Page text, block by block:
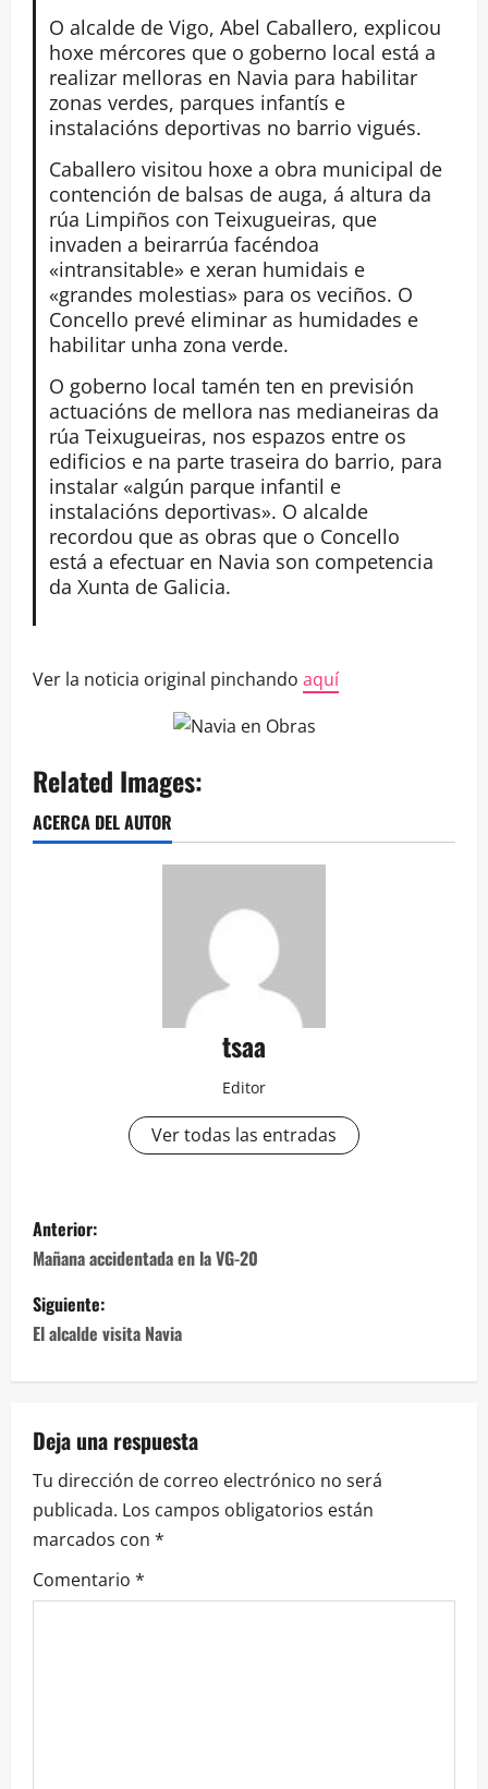
O alcalde de Vigo, Abel Caballero, explicou
hoxe mércores que o goberno local está a
realizar melloras en Navia para habilitar
zonas verdes, parques infantís e
instalacións deportivas no barrio vigués.
Caballero visitou hoxe a obra municipal de
contención de balsas de auga, á altura da
rúa Limpiños con Teixugueiras, que
invaden a beirarrúa facéndoa
«intransitable» e xeran humidais e
«grandes molestias» para os veciños. O
Concello prevé eliminar as humidades e
habilitar unha zona verde.
O goberno local tamén ten en previsión
actuacións de mellora nas medianeiras da
rúa Teixugueiras, nos espazos entre os
edificios e na parte traseira do barrio, para
instalar «algún parque infantil e
instalacións deportivas». O alcalde
recordou que as obras que o Concello
está a efectuar en Navia son competencia
da Xunta de Galicia.
Ver la noticia original pinchando aquí
Related Images:
ACERCA DEL AUTOR
tsaa
Editor
Ver todas las entradas
Navegación
de
entradas
Anterior:
Mañana accidentada en la VG-20
Siguiente:
El alcalde visita Navia
Deja una respuesta
Tu dirección de correo electrónico no será
publicada. Los campos obligatorios están
marcados con *
Comentario *